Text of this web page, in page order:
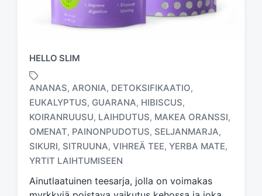
HELLO SLIM
a
g
g
d
ANANAS, ARONIA, DETOKSIFIKAATIO,
EUKALYPTUS, GUARANA, HIBISCUS,
KOIRANRUUSU, LAIHDUTUS, MAKEA ORANSSI,
OMENAT, PAINONPUDOTUS, SELJANMARJA,
SIKURI, SITRUUNA, VIHREÄ TEE, YERBA MATE,
YRTIT LAIHTUMISEEN
Ainutlaatuinen teesarja, jolla on voimakas